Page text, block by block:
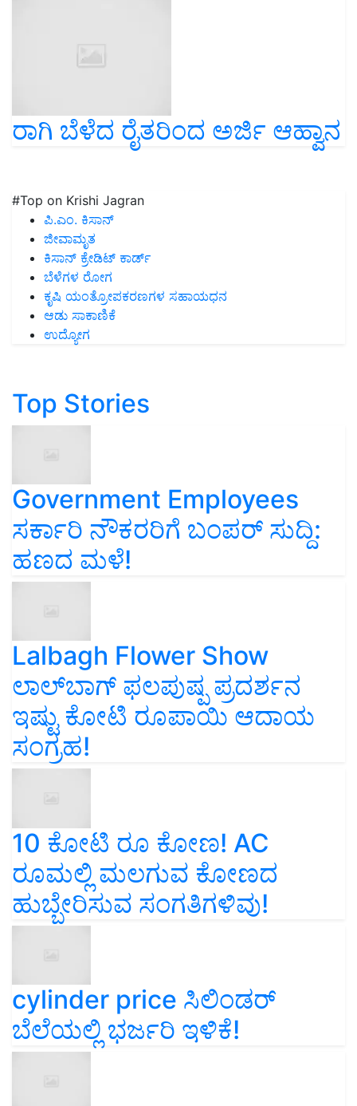
ರಾಗಿ ಬೆಳೆದ ರೈತರಿಂದ ಅರ್ಜಿ ಆಹ್ವಾನ
#Top on Krishi Jagran
ಪಿ.ಎಂ. ಕಿಸಾನ್
ಜೀವಾಮೃತ
ಕಿಸಾನ್ ಕ್ರೇಡಿಟ್ ಕಾರ್ಡ್
ಬೆಳೆಗಳ ರೋಗ
ಕೃಷಿ ಯಂತ್ರೋಪಕರಣಗಳ ಸಹಾಯಧನ
ಆಡು ಸಾಕಾಣಿಕೆ
ಉದ್ಯೋಗ
Top Stories
Government Employees
ಸರ್ಕಾರಿ ನೌಕರರಿಗೆ ಬಂಪರ್‌ ಸುದ್ದಿ:
ಹಣದ ಮಳೆ!
Lalbagh Flower Show
ಲಾಲ್‌ಬಾಗ್ ಫಲಪುಷ್ಪ ಪ್ರದರ್ಶನ
ಇಷ್ಟು ಕೋಟಿ ರೂಪಾಯಿ ಆದಾಯ
ಸಂಗ್ರಹ!
10 ಕೋಟಿ ರೂ ಕೋಣ! AC
ರೂಮಲ್ಲಿ ಮಲಗುವ ಕೋಣದ
ಹುಬ್ಬೇರಿಸುವ ಸಂಗತಿಗಳಿವು!
cylinder price ಸಿಲಿಂಡರ್‌
ಬೆಲೆಯಲ್ಲಿ ಭರ್ಜರಿ ಇಳಿಕೆ!